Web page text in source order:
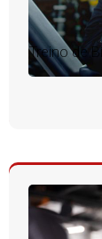
Treino de